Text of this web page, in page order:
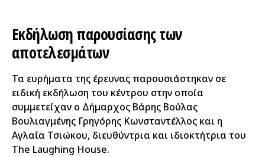
Εκδήλωση παρουσίασης των
αποτελεσμάτων
Τα ευρήματα της έρευνας παρουσιάστηκαν σε
ειδική εκδήλωση του κέντρου στην οποία
συμμετείχαν ο Δήμαρχος Βάρης Βούλας
Βουλιαγμένης Γρηγόρης Κωνσταντέλλος και η
Αγλαΐα Τσιώκου, διευθύντρια και ιδιοκτήτρια του
The Laughing House.